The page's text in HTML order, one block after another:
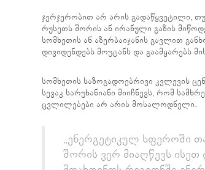
ჯერჯერობით არ არის გადაწყვეტილი,
რუსეთს შორის ან ირანული გაზის
სომხეთის ან აზერბაიჯანის გავლით
დივიდენდებს მოუტანს და გაამყარებს
სომხეთის საზოგადოებრივი კვლევის
სევაკ სარუხანიანი მიიჩნევს, რომ
ცვლილებები არ არის მოსალოდნელი.
„ენერგეტიკულ სფეროში
შორის ვერ მიაღწევს